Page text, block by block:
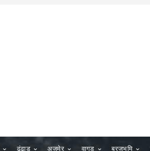
ढूंढाड़ अजमेर वागड़ ब्रजभूमि